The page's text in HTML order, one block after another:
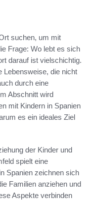
suchen, um mit
Frage: Wo lebt es sich
darauf ist vielschichtig.
Lebensweise, die nicht
durch eine
Abschnitt wird
mit Kindern in Spanien
es ein ideales Ziel
der Kinder und
spielt eine
Spanien zeichnen sich
Familien anziehen und
Aspekte verbinden